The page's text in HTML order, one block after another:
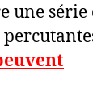
une série